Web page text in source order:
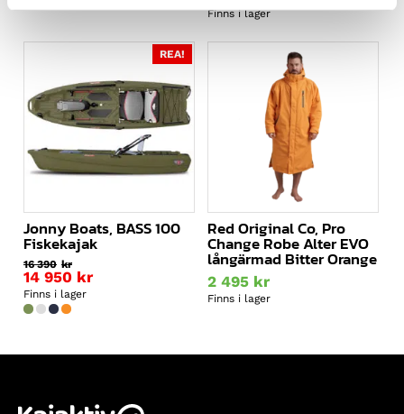
Finns i lager
REA!
Jonny Boats, BASS 100
Fiskekajak
16 390 kr
Det
ursprungliga
priset
390kr.
14 950 kr
Det
nuvarande
14
Finns i lager
Red Original Co, Pro
Change Robe Alter EVO
långärmad Bitter Orange
2 495 kr
Finns i lager